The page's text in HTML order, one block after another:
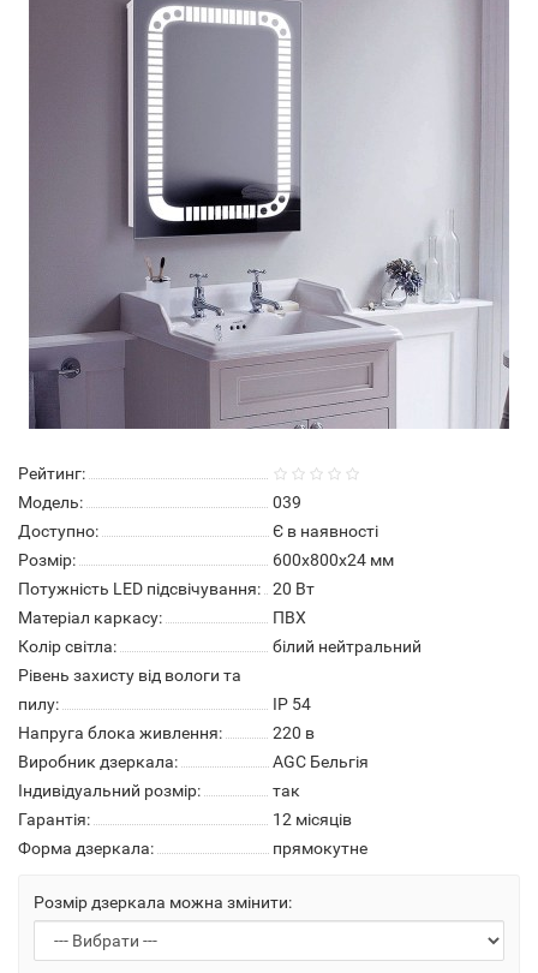
Рейтинг:
Модель:
039
Доступно:
Є в наявності
Розмір:
600х800х24 мм
Потужність LED підсвічування:
20 Вт
Матеріал каркасу:
ПВХ
Колір світла:
білий нейтральний
Рівень захисту від вологи та
пилу:
IP 54
Напруга блока живлення:
220 в
Виробник дзеркала:
AGC Бельгія
Індивідуальний розмір:
так
Гарантія:
12 місяців
Форма дзеркала:
прямокутне
Розмір дзеркала можна змінити: